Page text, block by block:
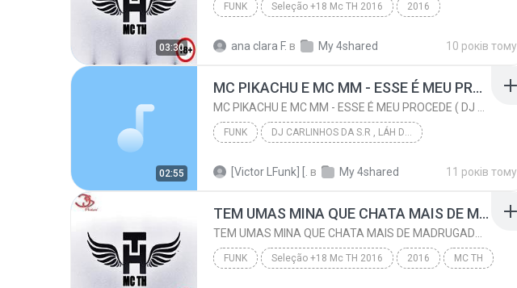
03:30
FUNK Seleção +18 Mc TH 2016 2016
ana clara F. в My 4shared 10 років тому
02:55
MC PIKACHU E MC MM - ESSE É MEU PROCEDE ( DJ CARLINHOS DA S.R )
FUNK DJ CARLINHOS DA S.R , LÁH DA SÃO RAFAEL .
[Victor LFunk] [. в My 4shared 11 років тому
TEM UMAS MINA QUE CHATA MAIS DE MADRUGADA CHORA ♫ [LANÇAMENTO 2015]
FUNK Seleção +18 Mc TH 2016 2016 MC TH